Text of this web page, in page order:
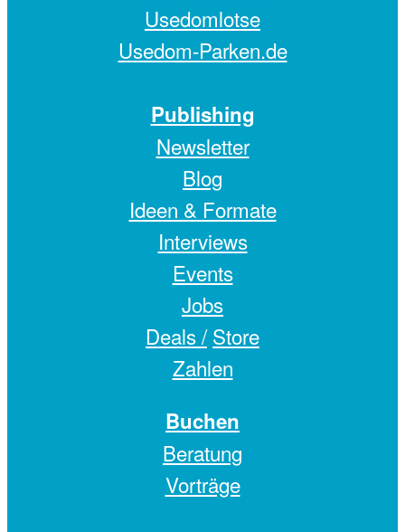
Usedomlotse
Usedom-Parken.de
Publishing
Newsletter
Blog
Ideen & Formate
Interviews
Events
Jobs
Deals / Store
Zahlen
Buchen
Beratung
Vorträge